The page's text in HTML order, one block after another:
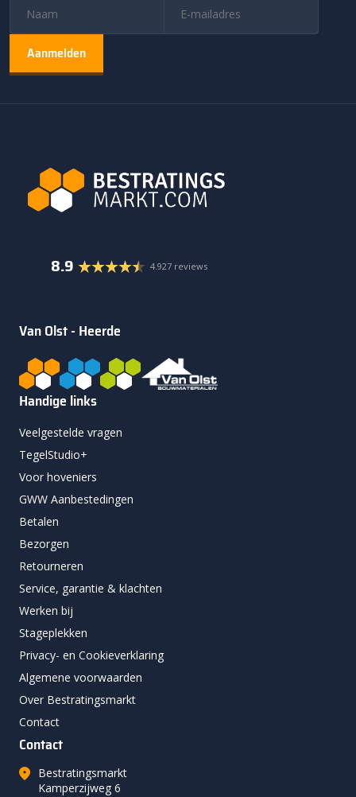
8.9 4.927 reviews
Van Olst - Heerde
Handige links
Veelgestelde vragen
TegelStudio+
Voor hoveniers
GWW Aanbestedingen
Betalen
Bezorgen
Retourneren
Service, garantie & klachten
Werken bij
Stageplekken
Privacy- en Cookieverklaring
Algemene voorwaarden
Over Bestratingsmarkt
Contact
Contact
Bestratingsmarkt
Kamperzijweg 6